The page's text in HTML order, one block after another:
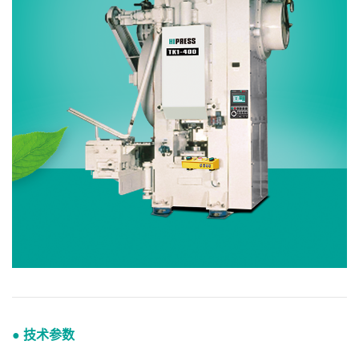
● 技术参数